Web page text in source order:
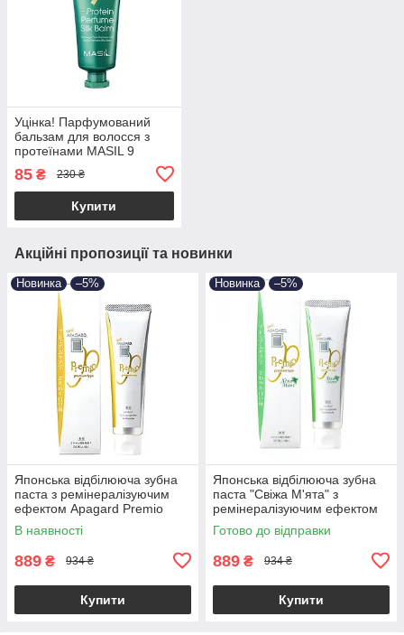
Уцінка! Парфумований
бальзам для волосся з
протеїнами MASIL 9
Protein Perfume Silk Balm
20ml (до 26.11.2026)
85 ₴ 230 ₴
Купити
Акційні пропозиції та новинки
Новинка –5%
Японська відбілююча зубна
паста з ремінералізуючим
ефектом Apagard Premio
105g
В наявності
889 ₴ 934 ₴
Купити
Новинка –5%
Японська відбілююча зубна
паста "Свіжа М'ята" з
ремінералізуючим ефектом
Apagard Premio Extra Mint
105g
Готово до відправки
889 ₴ 934 ₴
Купити